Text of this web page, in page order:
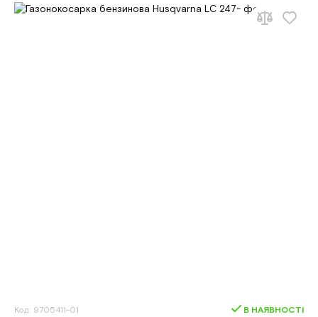
Код: 9705411-01 В НАЯВНОСТІ